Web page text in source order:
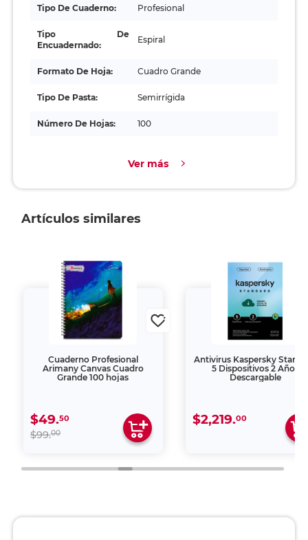
Tipo De Cuaderno: Profesional
Tipo De
Encuadernado:
Espiral
Formato De Hoja: Cuadro Grande
Tipo De Pasta: Semirrígida
Número De Hojas: 100
Ver más
Artículos similares
Cuaderno Profesional
Arimany Canvas Cuadro
Grande 100 hojas
$49.50
$99.00
Antivirus Kaspersky
5 Dispositivos 2 Años
Descargable
$2,219.00